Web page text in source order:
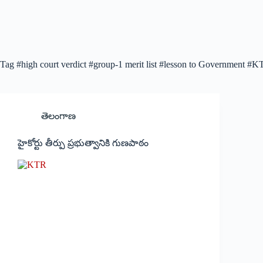
Tag #high court verdict #group-1 merit list #lesson to Government
తెలంగాణ
హైకోర్టు తీర్పు ప్రభుత్వానికి గుణపాఠం